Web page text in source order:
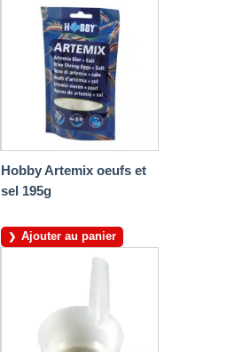
Hobby Artemix oeufs et
sel 195g
Ajouter au panier